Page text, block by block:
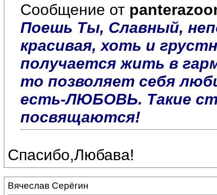
Сообщение от
Поешь Ты, Славный,
красивая, хоть и
получается жить в
то позволяет себя
есть-ЛЮБОВЬ. Такие
посвящаются!
Спасибо,Любава!
Вячеслав Серёгин